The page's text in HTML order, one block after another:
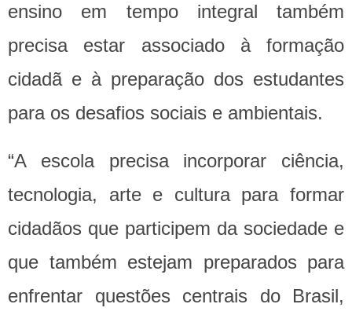
ensino em tempo integral também
precisa estar associado à formação
cidadã e à preparação dos estudantes
para os desafios sociais e ambientais.
“A escola precisa incorporar ciência,
tecnologia, arte e cultura para formar
cidadãos que participem da sociedade e
que também estejam preparados para
enfrentar questões centrais do Brasil,